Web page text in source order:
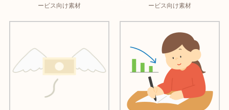
ービス向け素材
ービス向け素材